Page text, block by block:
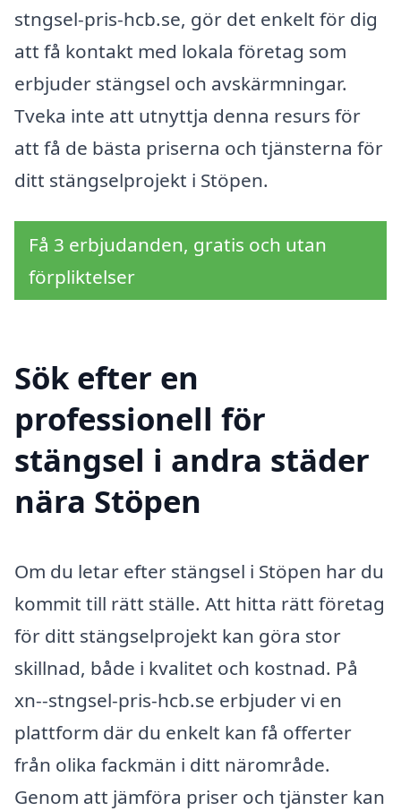
stngsel-pris-hcb.se, gör det enkelt för dig
att få kontakt med lokala företag som
erbjuder stängsel och avskärmningar.
Tveka inte att utnyttja denna resurs för
att få de bästa priserna och tjänsterna för
ditt stängselprojekt i Stöpen.
Få 3 erbjudanden, gratis och utan
förpliktelser
Sök efter en
professionell för
stängsel i andra städer
nära Stöpen
Om du letar efter stängsel i Stöpen har du
kommit till rätt ställe. Att hitta rätt företag
för ditt stängselprojekt kan göra stor
skillnad, både i kvalitet och kostnad. På
xn--stngsel-pris-hcb.se erbjuder vi en
plattform där du enkelt kan få offerter
från olika fackmän i ditt närområde.
Genom att jämföra priser och tjänster kan